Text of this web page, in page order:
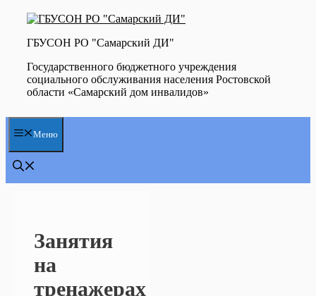
Перейти
содержимому
ГБУСОН РО "Самарский ДИ"
Государственного бюджетного учреждения
социального обслуживания населения Ростовской
области «Самарский дом инвалидов»
Меню
Занятия
на
тренажерах